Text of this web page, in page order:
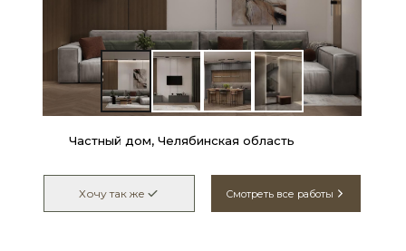
Смотреть все работы
Хочу так же
Частный дом, Челябинская область